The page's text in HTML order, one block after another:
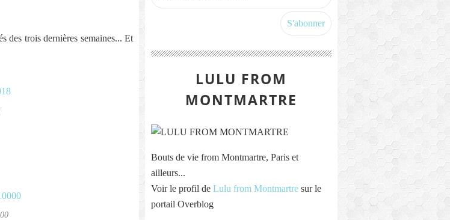
des trois dernières semaines... Et
LULU FROM
MONTMARTRE
Bouts de vie from Montmartre, Paris et
ailleurs...
Voir le profil de Lulu from Montmartre sur le
portail Overblog